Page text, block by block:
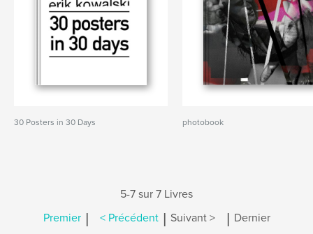
30 Posters in 30 Days photobook
5-7 sur 7 Livres
Premier | < Précédent | Suivant > | Dernier